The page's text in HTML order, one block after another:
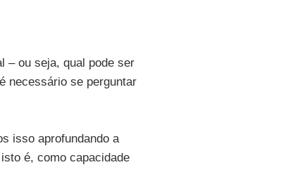
– ou seja, qual pode ser
necessário se perguntar
isso aprofundando a
é, como capacidade